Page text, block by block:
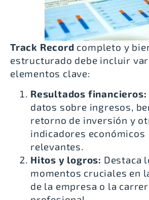
Track Record completo y
estructurado debe incluir
elementos clave:
Resultados financieros:
datos sobre ingresos,
retorno de inversión y
indicadores económicos
relevantes.
Hitos y logros: Destaca
momentos cruciales en
de la empresa o la